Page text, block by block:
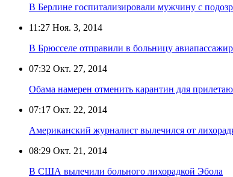
В Берлине госпитализировали мужчину с
11:27 Ноя. 3, 2014
В Брюсселе отправили в больницу
07:32 Окт. 27, 2014
Обама намерен отменить карантин для
07:17 Окт. 22, 2014
Американский журналист вылечился от
08:29 Окт. 21, 2014
В США вылечили больного лихорадкой Эбола